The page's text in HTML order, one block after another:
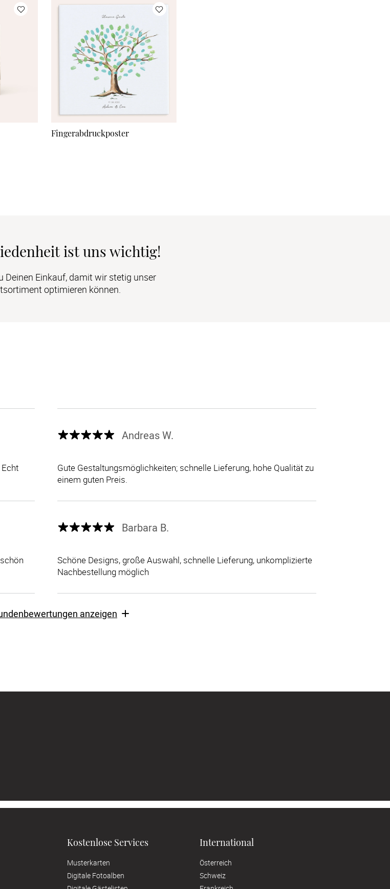
Fingerabdruckposter
ist uns wichtig!
Deinen Einkauf, damit wir stetig unser
optimieren können.
Andreas W.
Gute Gestaltungsmöglichkeiten; schnelle Lieferung, hohe Qualität zu
einem guten Preis.
Barbara B.
Schöne Designs, große Auswahl, schnelle Lieferung, unkomplizierte
Nachbestellung möglich
anzeigen
Kostenlose Services
Musterkarten
Digitale Fotoalben
International
Österreich
Schweiz